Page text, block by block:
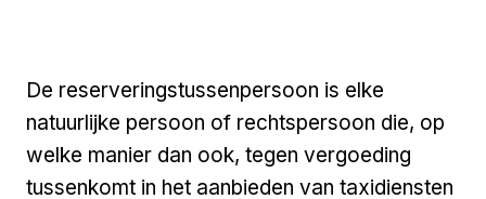
De reserveringstussenpersoon is elke
natuurlijke persoon of rechtspersoon die, op
welke manier dan ook, tegen vergoeding
tussenkomt in het aanbieden van taxidiensten